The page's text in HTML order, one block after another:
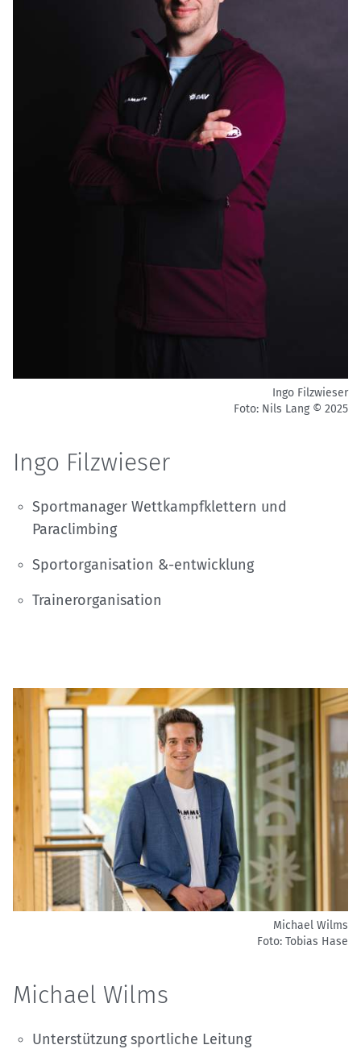
Ingo Filzwieser
Foto: Nils Lang © 2025
Ingo Filzwieser
Sportmanager Wettkampfklettern und
Paraclimbing
Sportorganisation &-entwicklung
Trainerorganisation
Michael Wilms
Foto: Tobias Hase
Michael Wilms
Unterstützung sportliche Leitung